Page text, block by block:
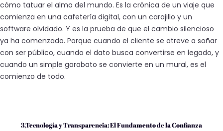
cómo tatuar el alma del mundo. Es la crónica de un viaje que
comienza en una cafetería digital, con un carajillo y un
software olvidado. Y es la prueba de que el cambio silencioso
ya ha comenzado. Porque cuando el cliente se atreve a soñar
con ser público, cuando el dato busca convertirse en legado, y
cuando un simple garabato se convierte en un mural, es el
comienzo de todo.
3,Tecnología y Transparencia: El Fundamento de la Confianza